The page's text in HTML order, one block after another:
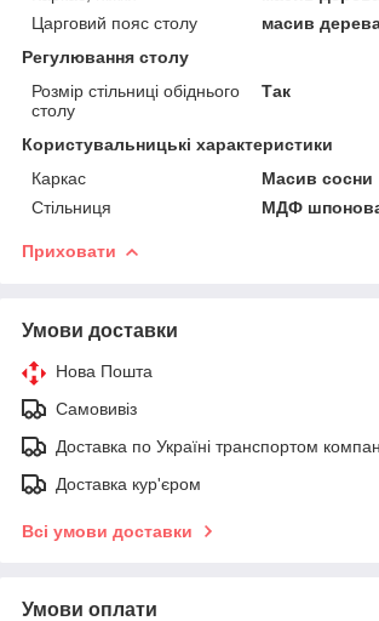
Царговий пояс столу
масив
Регулювання столу
Розмір стільниці обіднього
столу
Так
Користувальницькі характеристики
Каркас
Масив сосни
Стільниця
МДФ
Приховати
Умови доставки
Нова Пошта
Самовивіз
Доставка по Україні транспортом
Доставка кур'єром
Всі умови доставки
Умови оплати